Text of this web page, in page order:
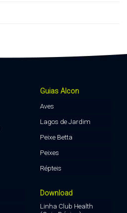
Guias Alcon
Aves
Lagos de Jardim
Peixe Betta
Peixes
Répteis
Download
Linha Club Health